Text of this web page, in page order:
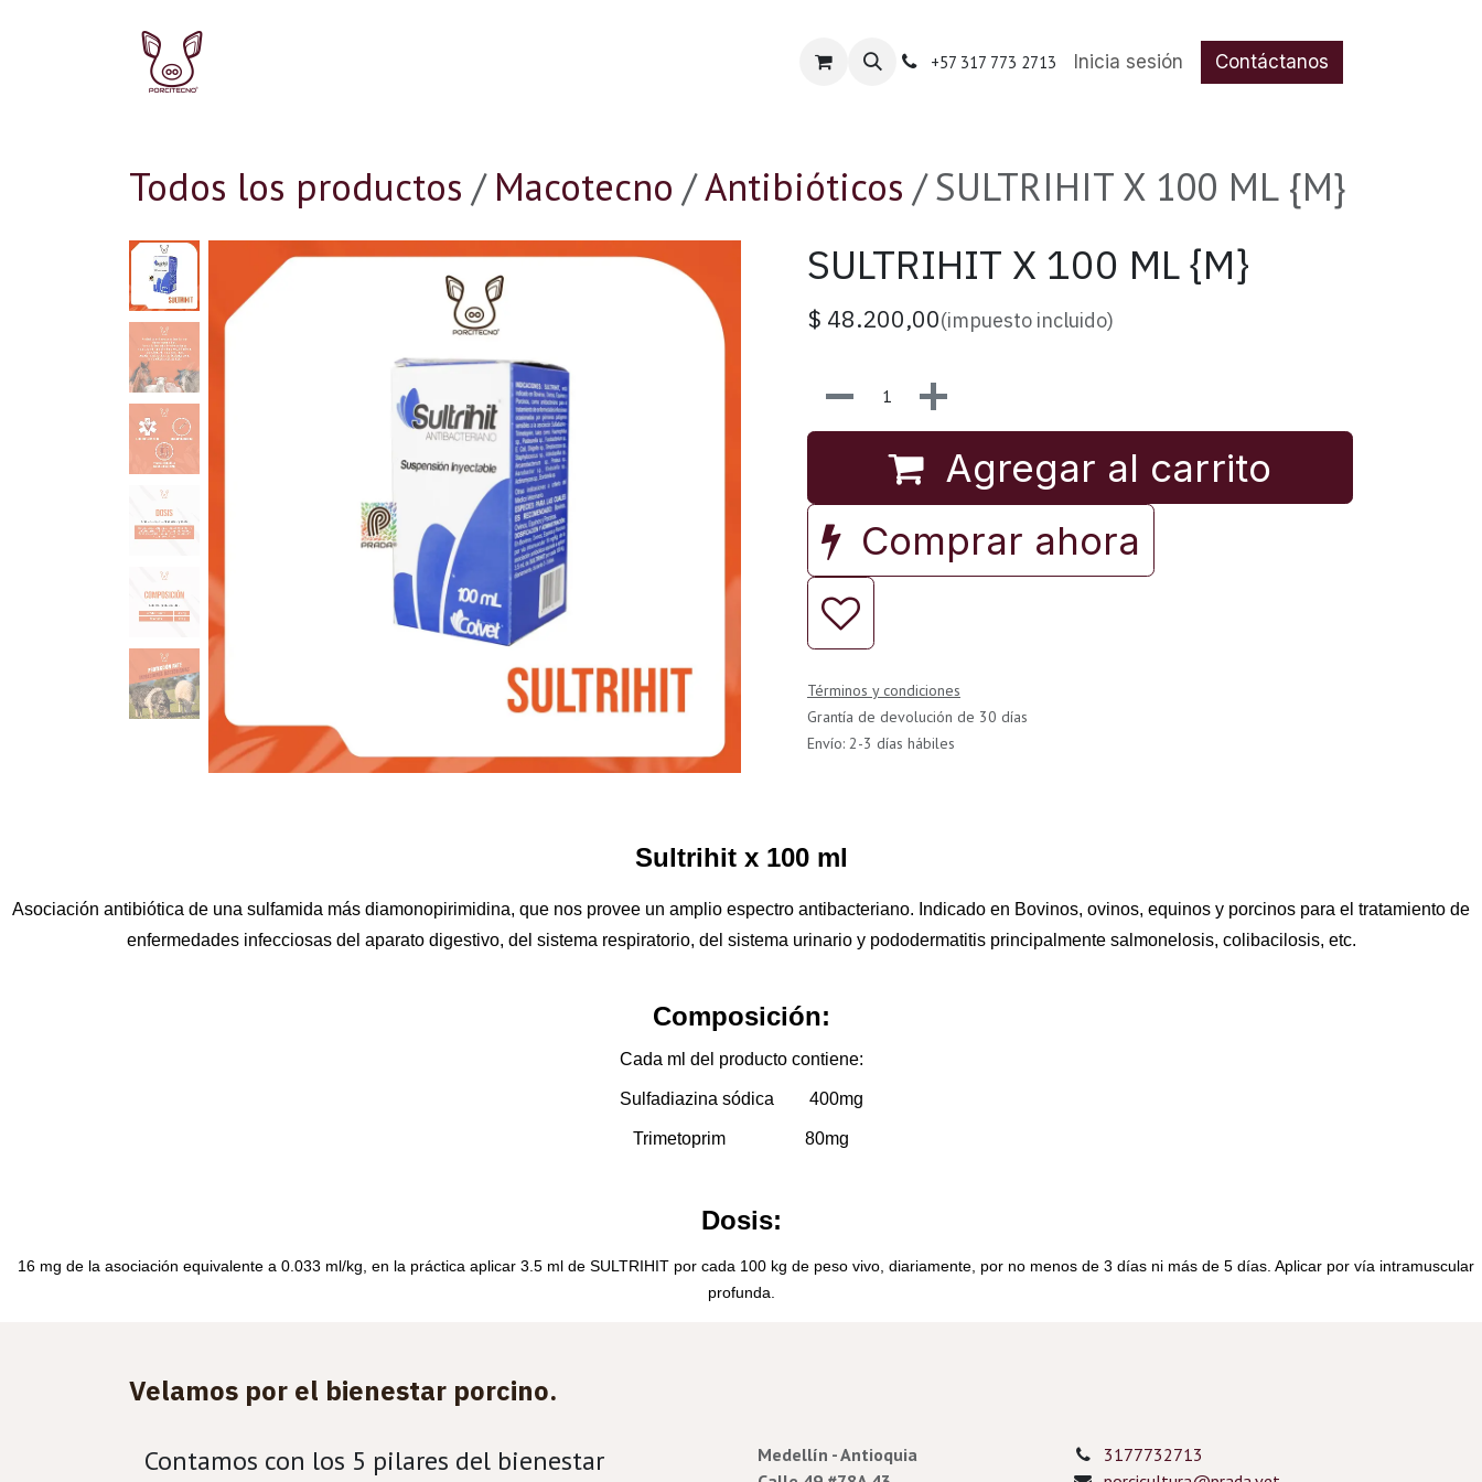
Ir al contenido
Contáctanos+57 317 773 2713 Inicia sesión Contáctanos
Todos los productos Macotecno Antibióticos SULTRIHIT X 100 ML {M}
SULTRIHIT X 100 ML {M}
$ 48.200,00(impuesto incluido)
Agregar al carrito
Comprar ahora
Términos y condiciones
Grantía de devolución de 30 días
Envío: 2-3 días hábiles
Sultrihit x 100 ml
Asociación antibiótica de una sulfamida más diamonopirimidina, que nos provee un amplio espectro antibacteriano. Indicado en Bovinos, ovinos, equinos y porcinos para el tratamiento de
enfermedades infecciosas del aparato digestivo, del sistema respiratorio, del sistema urinario y pododermatitis principalmente salmonelosis, colibacilosis, etc.
Composición:
Cada ml del producto contiene:
Sulfadiazina sódica 400mg
Trimetoprim 80mg
Dosis:
16 mg de la asociación equivalente a 0.033 ml/kg, en la práctica aplicar 3.5 ml de SULTRIHIT por cada 100 kg de peso vivo, diariamente, por no menos de 3 días ni más de 5 días. Aplicar por vía intramuscular
profunda.
Velamos por el bienestar porcino.
Contamos con los 5 pilares del bienestar
Medellín - Antioquia
3177732713